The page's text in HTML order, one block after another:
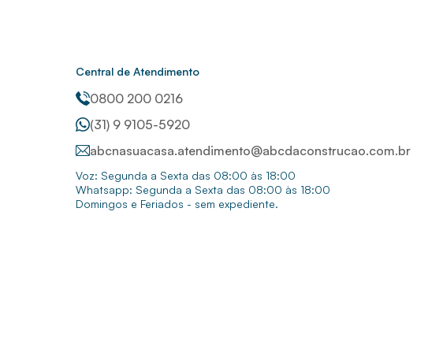
Central de Atendimento
0800 200 0216
(31) 9 9105-5920
abcnasuacasa.atendimento@abcdaconstrucao.com.br
Voz: Segunda a Sexta das 08:00 às 18:00
Whatsapp: Segunda a Sexta das 08:00 às 18:00
Domingos e Feriados - sem expediente.